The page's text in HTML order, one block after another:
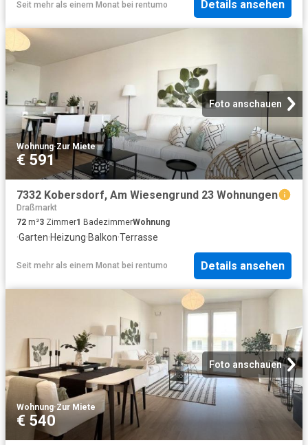
Seit mehr als einem Monat bei rentumo Details ansehen
Foto anschauen
Wohnung·Zur Miete
€ 591
7332 Kobersdorf, Am Wiesengrund 23 Wohnungen
Draßmarkt
72 m²3 Zimmer1 BadezimmerWohnung
·Garten·Heizung·Balkon·Terrasse
Seit mehr als einem Monat bei rentumo Details ansehen
Foto anschauen
Wohnung·Zur Miete
€ 540